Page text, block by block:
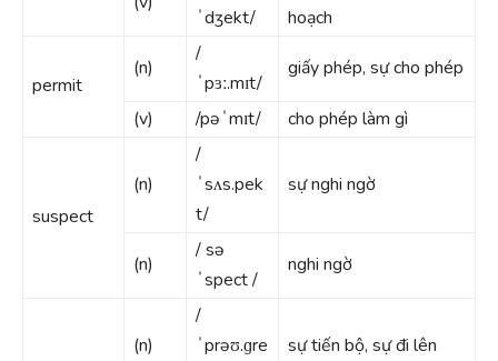
ˈdʒekt/ hoạch
permit
(n)
/
ˈpɜː.mɪt/
giấy phép, sự cho phép
(v) /pəˈmɪt/ cho phép làm gì
suspect
(n)
/
ˈsʌs.pek
t/
sự nghi ngờ
(n)
/ sə
ˈspect /
nghi ngờ
(n)
/
ˈprəʊ.ɡre
sự tiến bộ, sự đi lên